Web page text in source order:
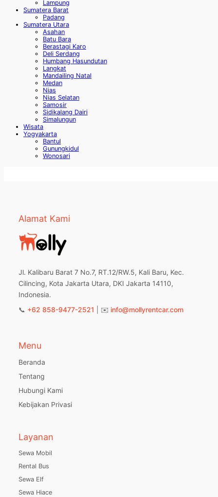
Lampung
Sumatera Barat
Padang
Sumatera Utara
Asahan
Batu Bara
Berastagi Karo
Deli Serdang
Humbang Hasundutan
Langkat
Mandailing Natal
Medan
Nias
Nias Selatan
Samosir
Sidikalang Dairi
Simalungun
Wisata
Yogyakarta
Bantul
Gunungkidul
Wonosari
Alamat Kami
Jl. Kalibaru Barat 7 No.7, RT.12/RW.5, Kali Baru, Kec.
Cilincing, Kota Jakarta Utara, DKI Jakarta 14110,
Indonesia.
📞 +62 858-9477-2521 | ✉️ info@mollyrentcar.com
Menu
Beranda
Tentang
Hubungi Kami
Kebijakan Privasi
Layanan
Sewa Mobil
Rental Bus
Sewa Elf
Sewa Hiace